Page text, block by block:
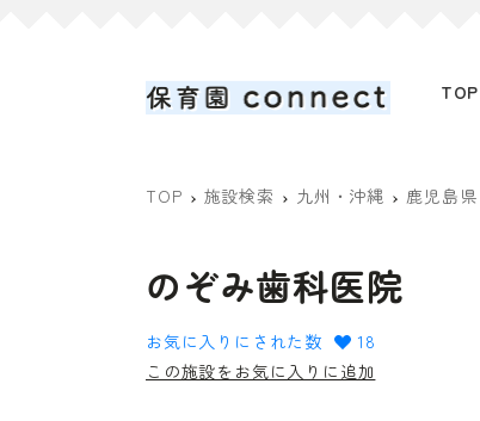
TOP
TOP 施設検索 九州・沖縄 鹿児島県
のぞみ歯科医院
お気に入りにされた数
18
この施設をお気に入りに追加